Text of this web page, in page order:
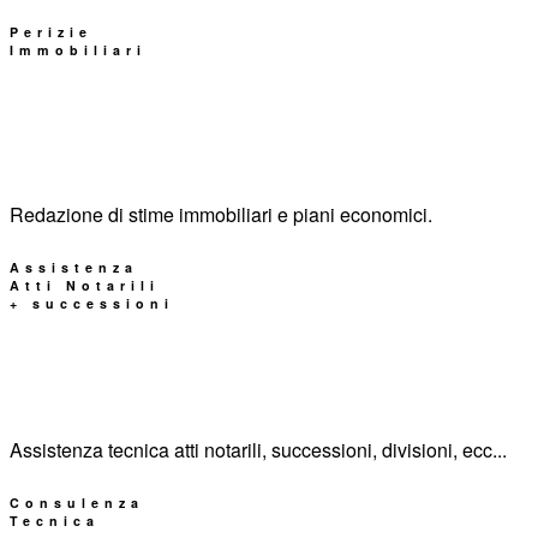
Perizie
Immobiliari
Redazione di stime immobiliari e piani economici.
Assistenza
Atti Notarili
+ successioni
Assistenza tecnica atti notarili, successioni, divisioni, ecc...
Consulenza
Tecnica